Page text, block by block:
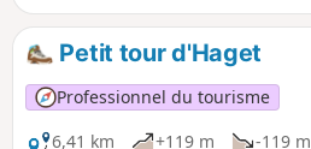
Petit tour d'Haget
Professionnel du tourisme
6,41 km
+119 m
-119 m